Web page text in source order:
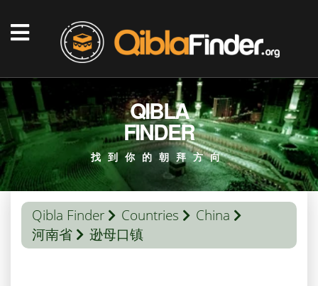
QIBLA
FINDER
找到你的朝拜方向
Qibla Finder Countries
China
河南省
逊母口镇